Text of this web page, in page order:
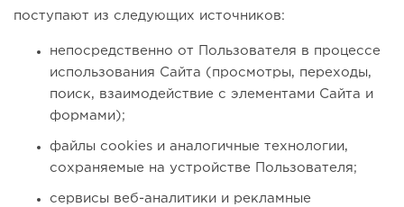
поступают из следующих источников:
непосредственно от Пользователя в процессе
использования Сайта (просмотры, переходы,
поиск, взаимодействие с элементами Сайта и
формами);
файлы cookies и аналогичные технологии,
сохраняемые на устройстве Пользователя;
сервисы веб-аналитики и рекламные